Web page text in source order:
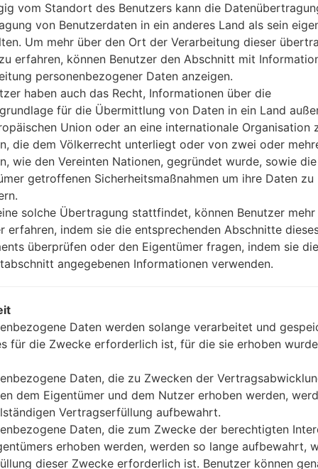
vom Standort des Benutzers kann die
von Benutzerdaten in ein anderes Land als sein
Um mehr über den Ort der Verarbeitung dieser
erfahren, können Benutzer den Abschnitt mit
personenbezogener Daten anzeigen.
haben auch das Recht, Informationen über die
für die Übermittlung von Daten in ein Land
Union oder an eine internationale Organisation
die dem Völkerrecht unterliegt oder von zwei oder
wie den Vereinten Nationen, gegründet wurde, sowie
getroffenen Sicherheitsmaßnahmen um ihre Daten zu
solche Übertragung stattfindet, können Benutzer mehr
erfahren, indem sie die entsprechenden Abschnitte
überprüfen oder den Eigentümer fragen, indem sie
angegebenen Informationen verwenden.
Daten werden solange verarbeitet und
für die Zwecke erforderlich ist, für die sie erhoben
Daten, die zu Zwecken der
dem Eigentümer und dem Nutzer erhoben werden,
Vertragserfüllung aufbewahrt.
Daten, die zum Zwecke der berechtigten
erhoben werden, werden so lange aufbewahrt,
dieser Zwecke erforderlich ist. Benutzer können